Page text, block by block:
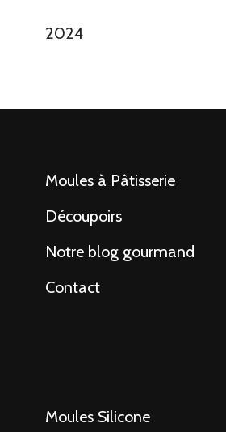
2024
Moules à Pâtisserie
Découpoirs
Notre blog gourmand
Contact
Moules Silicone